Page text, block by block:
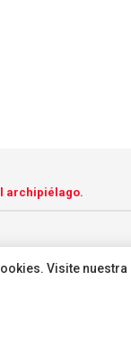
archipiélago.
Visite nuestra